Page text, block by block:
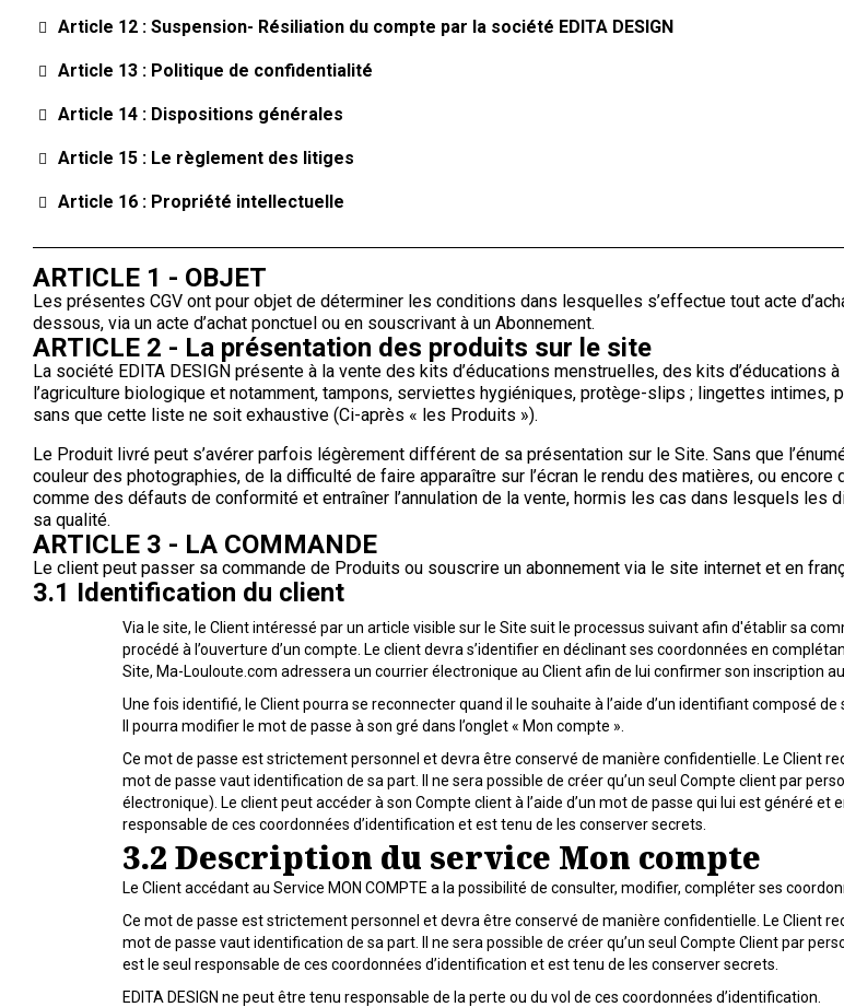
Article 12 : Suspension- Résiliation du compte par la société EDITA DESIGN
Article 13 : Politique de confidentialité
Article 14 : Dispositions générales
Article 15 : Le règlement des litiges
Article 16 : Propriété intellectuelle
ARTICLE 1 - OBJET
Les présentes CGV ont pour objet de déterminer les conditions dans lesquelles s’effectue tout acte
dessous, via un acte d’achat ponctuel ou en souscrivant à un Abonnement.
ARTICLE 2 - La présentation des produits sur le site
La société EDITA DESIGN présente à la vente des kits d’éducations menstruelles, des kits
l’agriculture biologique et notamment, tampons, serviettes hygiéniques, protège-slips ; lingettes
sans que cette liste ne soit exhaustive (Ci-après « les Produits »).
Le Produit livré peut s’avérer parfois légèrement différent de sa présentation sur le Site. Sans que
couleur des photographies, de la difficulté de faire apparaître sur l’écran le rendu des matières, ou
comme des défauts de conformité et entraîner l’annulation de la vente, hormis les cas dans lesquels
sa qualité.
ARTICLE 3 - LA COMMANDE
Le client peut passer sa commande de Produits ou souscrire un abonnement via le site internet et en
3.1 Identification du client
Via le site, le Client intéressé par un article visible sur le Site suit le processus suivant afin d'établir sa
procédé à l’ouverture d’un compte. Le client devra s’identifier en déclinant ses coordonnées en
Site, Ma-Louloute.com adressera un courrier électronique au Client afin de lui confirmer son inscription au
Une fois identifié, le Client pourra se reconnecter quand il le souhaite à l’aide d’un identifiant composé
Il pourra modifier le mot de passe à son gré dans l’onglet « Mon compte ».
Ce mot de passe est strictement personnel et devra être conservé de manière confidentielle. Le Client
mot de passe vaut identification de sa part. Il ne sera possible de créer qu’un seul Compte client par
électronique). Le client peut accéder à son Compte client à l’aide d’un mot de passe qui lui est généré
responsable de ces coordonnées d’identification et est tenu de les conserver secrets.
3.2 Description du service Mon compte
Le Client accédant au Service MON COMPTE a la possibilité de consulter, modifier, compléter ses
Ce mot de passe est strictement personnel et devra être conservé de manière confidentielle. Le Client
mot de passe vaut identification de sa part. Il ne sera possible de créer qu’un seul Compte Client par
est le seul responsable de ces coordonnées d’identification et est tenu de les conserver secrets.
EDITA DESIGN ne peut être tenu responsable de la perte ou du vol de ces coordonnées d’identification.